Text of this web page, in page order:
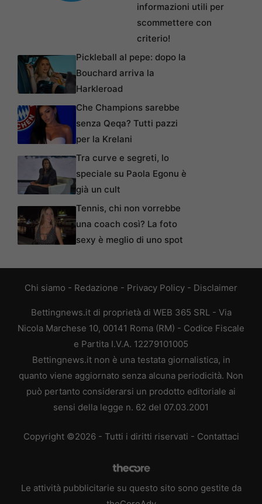
informazioni utili per
scommettere con
criterio!
Pickleball al pepe: dopo la
Bouchard arriva la
Harkleroad
Che Champions sarebbe
senza Qeqa? Tutti pazzi
per la Krelani
Tra curve e segreti, lo
speciale su Paola Egonu è
già un cult
Tennis, chi non vorrebbe
una coach così? La foto
sexy è meglio di uno spot
Chi siamo - Redazione - Privacy Policy - Disclaimer
Bettingnews.it di proprietà di WEB 365 SRL - Via
Nicola Marchese 10, 00141 Roma (RM) - Codice Fiscale
e Partita I.V.A. 12279101005
Bettingnews.it non è una testata giornalistica, in
quanto viene aggiornato senza alcuna periodicità. Non
può pertanto considerarsi un prodotto editoriale ai
sensi della legge n. 62 del 07.03.2001
Copyright ©2026 - Tutti i diritti riservati - Contattaci
Le attività pubblicitarie su questo sito sono gestite da